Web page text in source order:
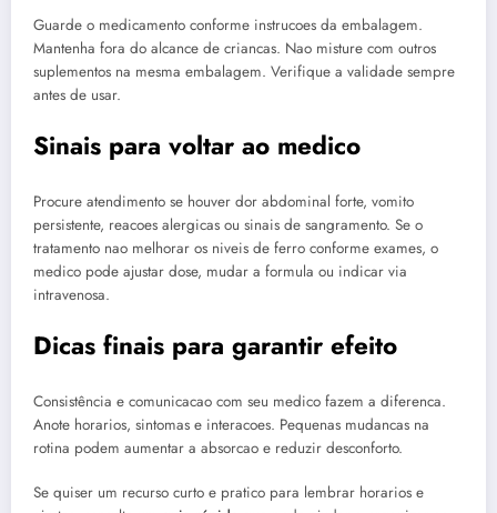
Guarde o medicamento conforme instrucoes da embalagem.
Mantenha fora do alcance de criancas. Nao misture com outros
suplementos na mesma embalagem. Verifique a validade sempre
antes de usar.
Sinais para voltar ao medico
Procure atendimento se houver dor abdominal forte, vomito
persistente, reacoes alergicas ou sinais de sangramento. Se o
tratamento nao melhorar os niveis de ferro conforme exames, o
medico pode ajustar dose, mudar a formula ou indicar via
intravenosa.
Dicas finais para garantir efeito
Consistência e comunicacao com seu medico fazem a diferenca.
Anote horarios, sintomas e interacoes. Pequenas mudancas na
rotina podem aumentar a absorcao e reduzir desconforto.
Se quiser um recurso curto e pratico para lembrar horarios e